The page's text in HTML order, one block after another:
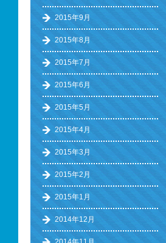
2015年9月
2015年8月
2015年7月
2015年6月
2015年5月
2015年4月
2015年3月
2015年2月
2015年1月
2014年12月